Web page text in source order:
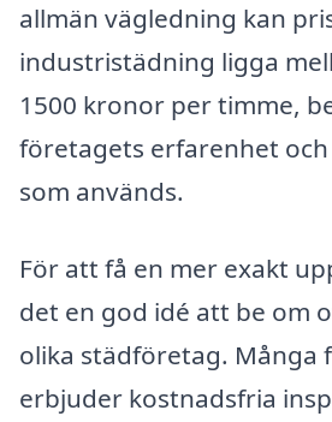
allmän vägledning kan
industristädning ligga
1500 kronor per timme,
företagets erfarenhet
som används.
För att få en mer exakt
det en god idé att be om
olika städföretag. Många
erbjuder kostnadsfria